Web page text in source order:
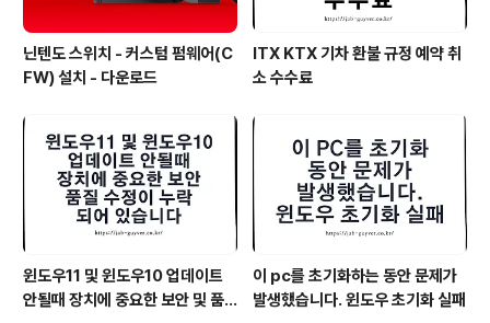
닌텐도 스위치 - 커스텀 펌웨어(C
FW) 설치 - 다운로드
ITX KTX 기차 환불 규정 예약 취
소 수수료
윈도우11 및 윈도우10 업데이트
안될때 장치에 중요한 보안 및 품
이 pc를 초기화하는 동안 문제가
발생했습니다. 윈도우 초기화 실패